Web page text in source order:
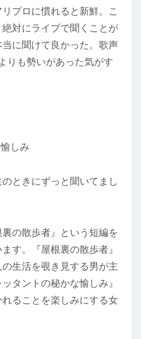
プロに慣れると新鮮。こ
対にライブで聞くことが
に聞けて良かった。歌声
りも勢いがあった気がす
しみ
ときにずっと聞いてまし
の散歩者』という短編を
す。『屋根裏の散歩者』
生活を覗き見する男が主
タントの秘かな愉しみ』
ることを楽しみにする女